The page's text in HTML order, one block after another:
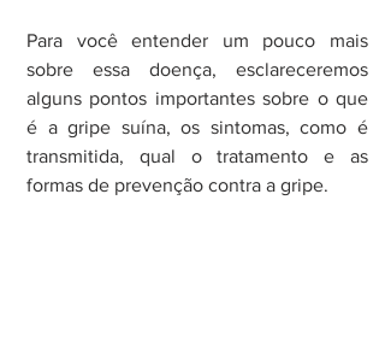
Para você entender um pouco mais
sobre essa doença, esclareceremos
alguns pontos importantes sobre o que
é a gripe suína, os sintomas, como é
transmitida, qual o tratamento e as
formas de prevenção contra a gripe.